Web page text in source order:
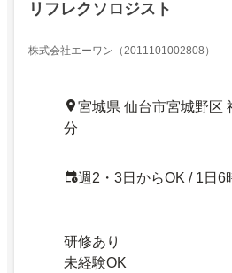
リフレクソロジスト
株式会社エーワン（2011101002808）
宮城県 仙台市宮城野区
分
週2・3日からOK / 1日6
研修あり
未経験OK